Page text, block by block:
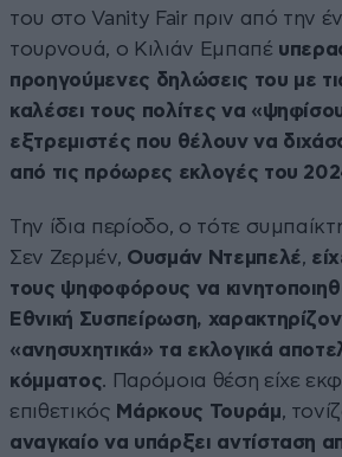
του στο Vanity Fair πριν από την
τουρνουά, ο Κιλιάν Εμπαπέ
προηγούμενες δηλώσεις του με
καλέσει τους πολίτες να
εξτρεμιστές που θέλουν να
από τις πρόωρες εκλογές του
Την ίδια περίοδο, ο τότε
Σεν Ζερμέν, Ουσμάν Ντεμπελέ,
τους ψηφοφόρους να
Εθνική Συσπείρωση,
«ανησυχητικά» τα εκλογικά
κόμματος. Παρόμοια θέση είχε
επιθετικός Μάρκους Τουράμ,
αναγκαίο να υπάρξει αντίσταση